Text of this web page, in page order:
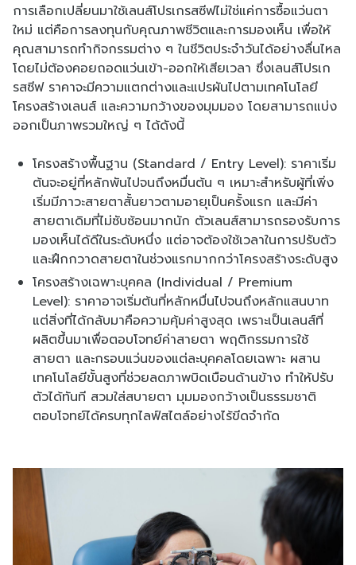
การเลือกเปลี่ยนมาใช้เลนส์โปรเกรสซีฟไม่ใช่แค่การซื้อแว่นตา
ใหม่ แต่คือการลงทุนกับคุณภาพชีวิตและการมองเห็น เพื่อให้
คุณสามารถทำกิจกรรมต่าง ๆ ในชีวิตประจำวันได้อย่างลื่นไหล
โดยไม่ต้องคอยถอดแว่นเข้า-ออกให้เสียเวลา ซึ่งเลนส์โปรเก
รสซีฟ ราคาจะมีความแตกต่างและแปรผันไปตามเทคโนโลยี
โครงสร้างเลนส์ และความกว้างของมุมมอง โดยสามารถแบ่ง
ออกเป็นภาพรวมใหญ่ ๆ ได้ดังนี้
โครงสร้างพื้นฐาน (Standard / Entry Level): ราคาเริ่ม
ต้นจะอยู่ที่หลักพันไปจนถึงหมื่นต้น ๆ เหมาะสำหรับผู้ที่เพิ่ง
เริ่มมีภาวะสายตาสั้นยาวตามอายุเป็นครั้งแรก และมีค่า
สายตาเดิมที่ไม่ซับซ้อนมากนัก ตัวเลนส์สามารถรองรับการ
มองเห็นได้ดีในระดับหนึ่ง แต่อาจต้องใช้เวลาในการปรับตัว
และฝึกกวาดสายตาในช่วงแรกมากกว่าโครงสร้างระดับสูง
โครงสร้างเฉพาะบุคคล (Individual / Premium
Level): ราคาอาจเริ่มต้นที่หลักหมื่นไปจนถึงหลักแสนบาท
แต่สิ่งที่ได้กลับมาคือความคุ้มค่าสูงสุด เพราะเป็นเลนส์ที่
ผลิตขึ้นมาเพื่อตอบโจทย์ค่าสายตา พฤติกรรมการใช้
สายตา และกรอบแว่นของแต่ละบุคคลโดยเฉพาะ ผสาน
เทคโนโลยีขั้นสูงที่ช่วยลดภาพบิดเบือนด้านข้าง ทำให้ปรับ
ตัวได้ทันที สวมใส่สบายตา มุมมองกว้างเป็นธรรมชาติ
ตอบโจทย์ได้ครบทุกไลฟ์สไตล์อย่างไร้ขีดจำกัด